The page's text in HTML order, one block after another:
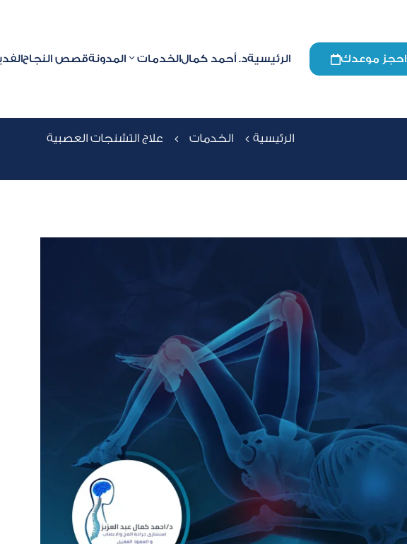
احجز موعدك الرئيسيةد. أحمد كمالالخدمات المدونةقصص النجاح
علاج التشنجات العصبية
الرئيسية 4 الخدمات 4 علاج التشنجات العصبية